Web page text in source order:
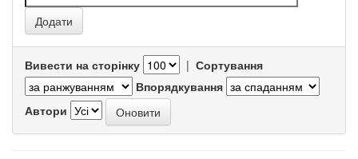
Вивести на сторінку | Сортування
Впорядкування
Автори